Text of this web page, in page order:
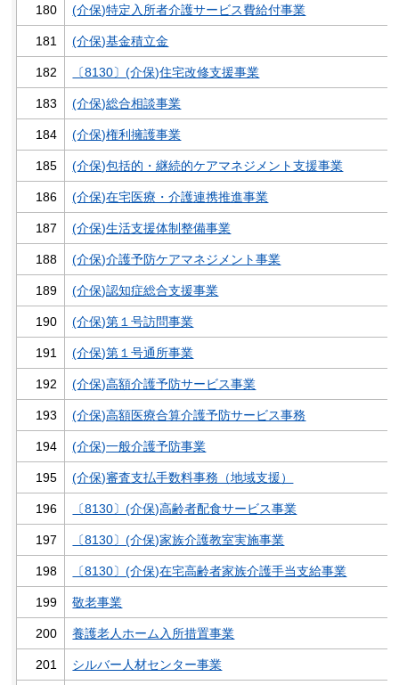
180 (介保)特定入所者介護サービス費給付事業
181 (介保)基金積立金
182 〔8130〕(介保)住宅改修支援事業
183 (介保)総合相談事業
184 (介保)権利擁護事業
185 (介保)包括的・継続的ケアマネジメント支援事業
186 (介保)在宅医療・介護連携推進事業
187 (介保)生活支援体制整備事業
188 (介保)介護予防ケアマネジメント事業
189 (介保)認知症総合支援事業
190 (介保)第１号訪問事業
191 (介保)第１号通所事業
192 (介保)高額介護予防サービス事業
193 (介保)高額医療合算介護予防サービス事務
194 (介保)一般介護予防事業
195 (介保)審査支払手数料事務（地域支援）
196 〔8130〕(介保)高齢者配食サービス事業
197 〔8130〕(介保)家族介護教室実施事業
198 〔8130〕(介保)在宅高齢者家族介護手当支給事業
199 敬老事業
200 養護老人ホーム入所措置事業
201 シルバー人材センター事業